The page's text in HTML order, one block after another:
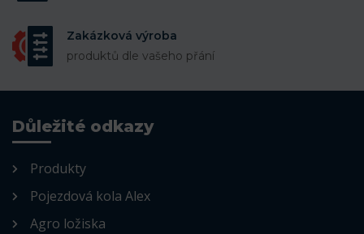
Zakázková výroba
produktů dle vašeho přání
Důležité odkazy
Produkty
Pojezdová kola Alex
Agro ložiska